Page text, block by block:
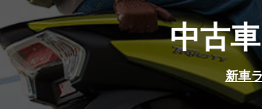
中古
新車